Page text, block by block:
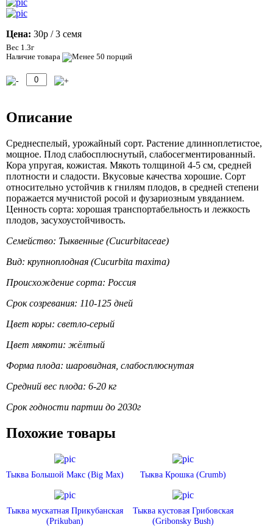
Цена: 30р / 3 семя
Вес 1.3г
Наличие товара
Описание
Среднеспелый, урожайный сорт. Растение длинноплетистое,
мощное. Плод слабосплюснутый, слабосегментированный.
Кора упругая, кожистая. Мякоть толщиной 4-5 см, средней
плотности и сладости. Вкусовые качества хорошие. Сорт
относительно устойчив к гнилям плодов, в средней степени
поражается мучнистой росой и фузариозным увяданием.
Ценность сорта: хорошая транспортабельность и лежкость
плодов, засухоустойчивость.
Семейство: Тыквенные (Cucurbitaceae)
Вид: крупноплодная (Cucurbita maxima)
Происхождение сорта: Россия
Срок созревания: 110-125 дней
Цвет коры: светло-серый
Цвет мякоти: жёлтый
Форма плода: шаровидная, слабосплюснутая
Средний вес плода: 6-20 кг
Срок годности партии до 2030г
Похожие товары
Тыква Большой Макс (Big Max) Тыква Крошка (Crumb)
Тыква мускатная Прикубанская
(Prikuban)
Тыква кустовая Грибовская
(Gribonsky Bush)